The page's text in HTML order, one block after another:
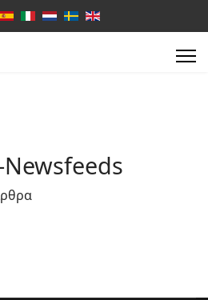
τη γλώσσα σας